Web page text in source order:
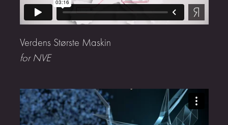
Verdens Største Maskin
for NVE